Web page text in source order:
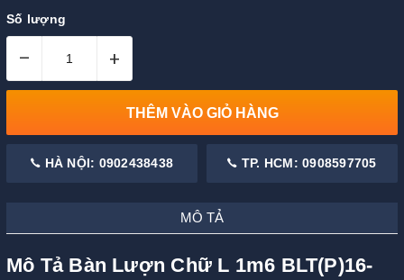
Số lượng
– +
THÊM VÀO GIỎ HÀNG
HÀ NỘI: 0902438438 TP. HCM: 0908597705
MÔ TẢ
Mô Tả Bàn Lượn Chữ L 1m6 BLT(P)16-